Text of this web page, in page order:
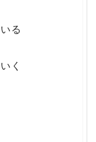
る
く